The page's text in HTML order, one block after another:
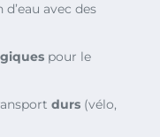
avec des
pour le
durs (vélo,